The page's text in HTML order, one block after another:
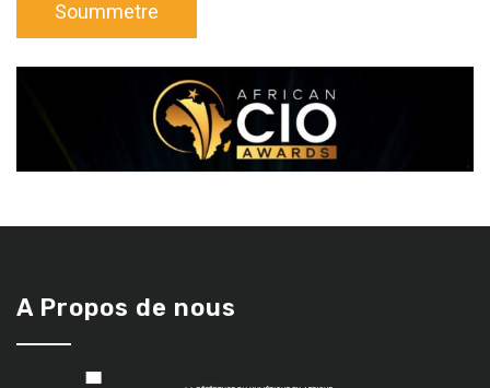
A Propos de nous